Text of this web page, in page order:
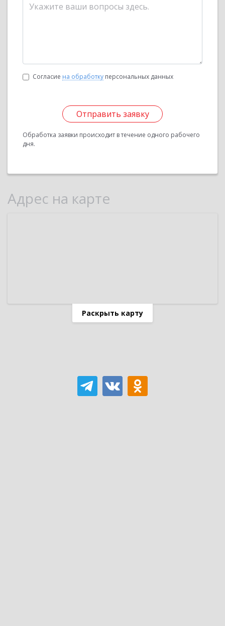
Согласие на обработку персональных данных
Отправить заявку
Обработка заявки происходит в течение одного рабочего
дня.
Адрес на карте
Раскрыть карту